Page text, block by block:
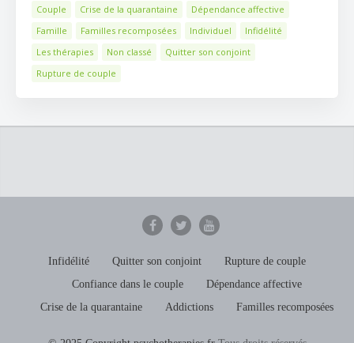
Couple
Crise de la quarantaine
Dépendance affective
Famille
Familles recomposées Individuel
Infidélité
Les thérapies
Non classé
Quitter son conjoint
Rupture de couple
Infidélité Quitter son conjoint
Rupture de couple
Confiance dans le couple
Dépendance affective
Crise de la quarantaine
Addictions Familles recomposées